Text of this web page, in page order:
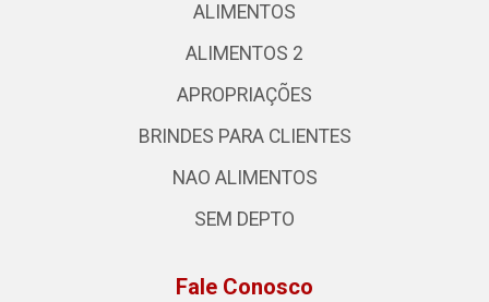
ALIMENTOS
ALIMENTOS 2
APROPRIAÇÕES
BRINDES PARA CLIENTES
NAO ALIMENTOS
SEM DEPTO
Fale Conosco